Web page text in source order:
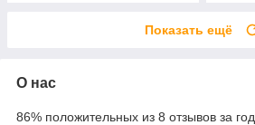
Показать ещё
О нас
86% положительных из 8 отзывов за год